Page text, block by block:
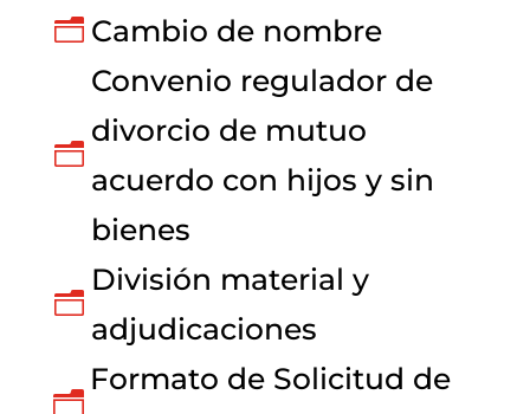
n Cambio de nombre
n
Convenio regulador de
divorcio de mutuo
acuerdo con hijos y sin
bienes
n
División material y
adjudicaciones
n
Formato de Solicitud de